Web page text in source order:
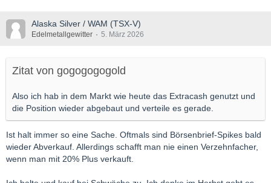
Alaska Silver / WAM (TSX-V)
Edelmetallgewitter 5. März 2026
Zitat von gogogogogold
Also ich hab in dem Markt wie heute das Extracash genutzt und
die Position wieder abgebaut und verteile es gerade.
Ist halt immer so eine Sache. Oftmals sind Börsenbrief-Spikes bald
wieder Abverkauf. Allerdings schafft man nie einen Verzehnfacher,
wenn man mit 20% Plus verkauft.